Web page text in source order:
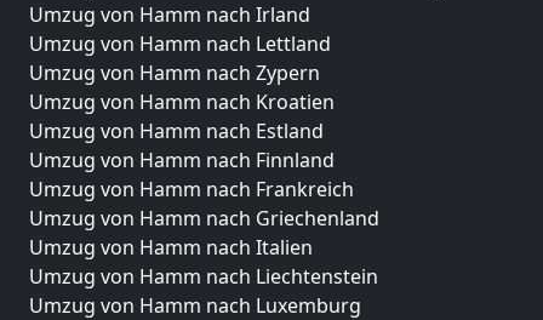
Umzug von Hamm nach Irland
Umzug von Hamm nach Lettland
Umzug von Hamm nach Zypern
Umzug von Hamm nach Kroatien
Umzug von Hamm nach Estland
Umzug von Hamm nach Finnland
Umzug von Hamm nach Frankreich
Umzug von Hamm nach Griechenland
Umzug von Hamm nach Italien
Umzug von Hamm nach Liechtenstein
Umzug von Hamm nach Luxemburg